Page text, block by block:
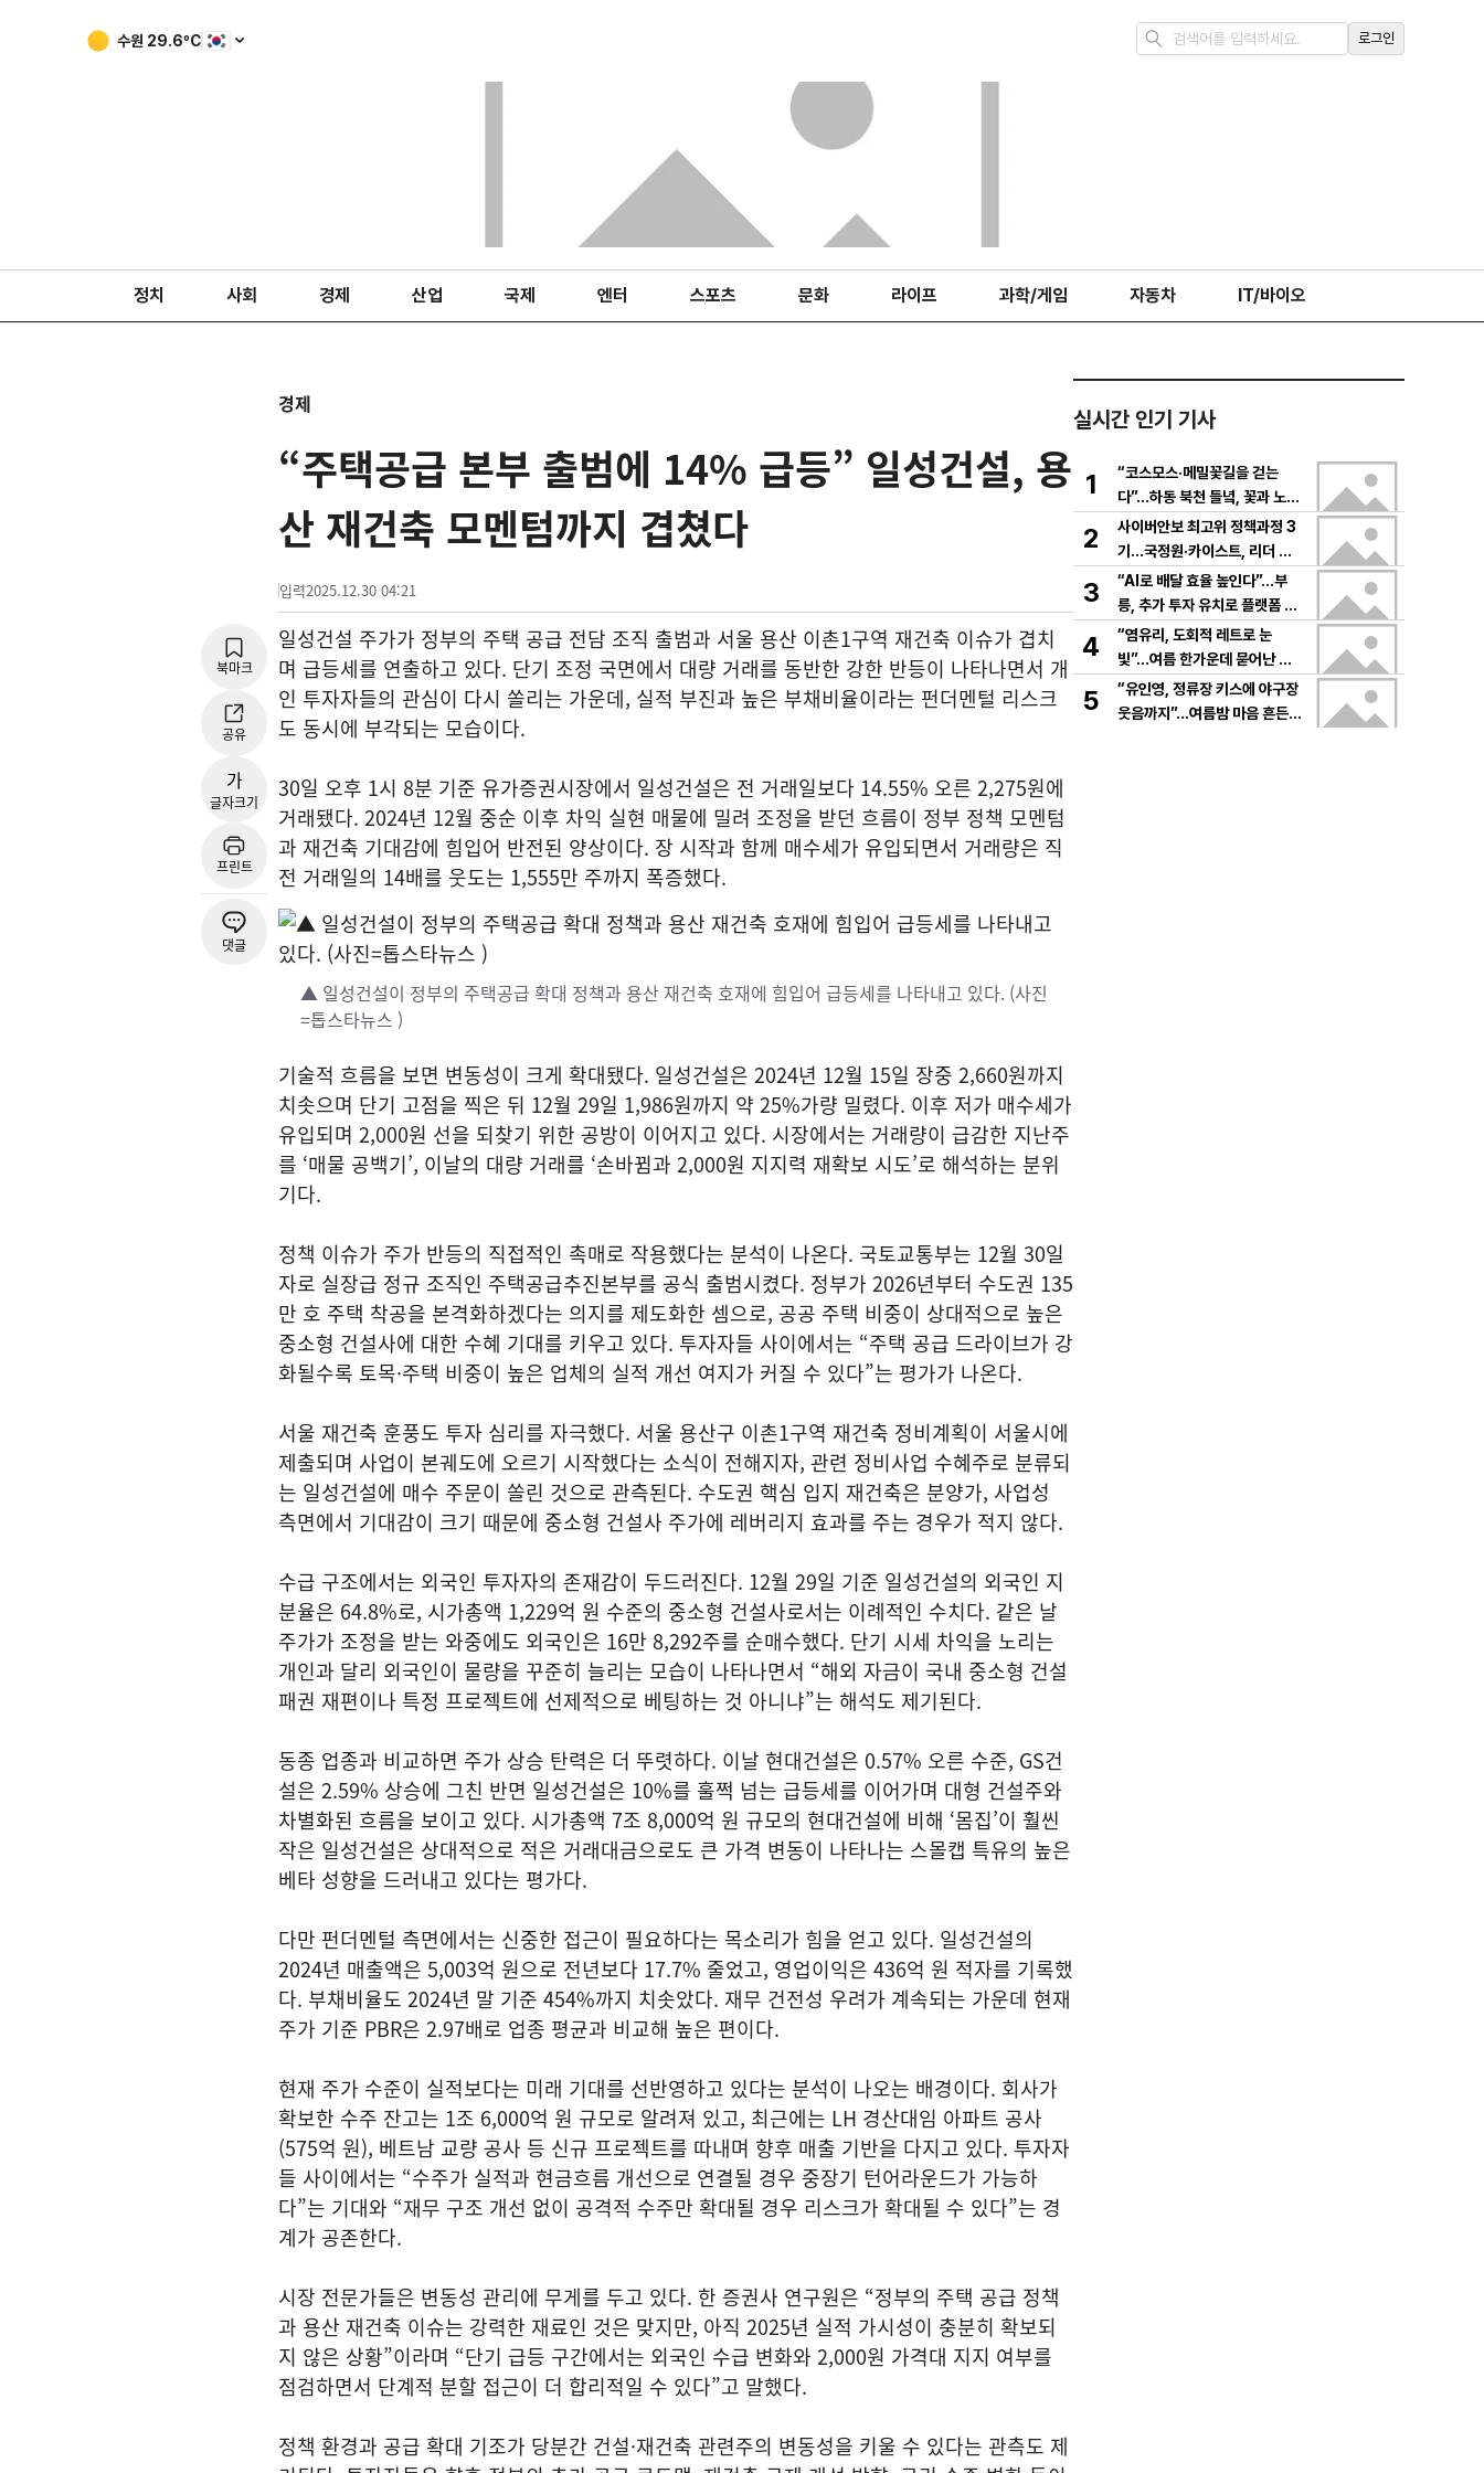
수원 29.6ºC 로그인
정치 사회 경제 산업 국제 엔터 스포츠 문화 라이프 과학/게임 자동차 IT/바이오
경제
“주택공급 본부 출범에 14% 급등” 일성건설, 용
산 재건축 모멘텀까지 겹쳤다
입력2025.12.30 04:21
북마크
공유
가
글자크기
프린트
댓글
일성건설 주가가 정부의 주택 공급 전담 조직 출범과 서울 용산 이촌1구역 재건축 이슈가 겹치
며 급등세를 연출하고 있다. 단기 조정 국면에서 대량 거래를 동반한 강한 반등이 나타나면서 개
인 투자자들의 관심이 다시 쏠리는 가운데, 실적 부진과 높은 부채비율이라는 펀더멘털 리스크
도 동시에 부각되는 모습이다.
30일 오후 1시 8분 기준 유가증권시장에서 일성건설은 전 거래일보다 14.55% 오른 2,275원에
거래됐다. 2024년 12월 중순 이후 차익 실현 매물에 밀려 조정을 받던 흐름이 정부 정책 모멘텀
과 재건축 기대감에 힘입어 반전된 양상이다. 장 시작과 함께 매수세가 유입되면서 거래량은 직
전 거래일의 14배를 웃도는 1,555만 주까지 폭증했다.
▲ 일성건설이 정부의 주택공급 확대 정책과 용산 재건축 호재에 힘입어 급등세를 나타내고 있다. (사진
=톱스타뉴스 )
기술적 흐름을 보면 변동성이 크게 확대됐다. 일성건설은 2024년 12월 15일 장중 2,660원까지
치솟으며 단기 고점을 찍은 뒤 12월 29일 1,986원까지 약 25%가량 밀렸다. 이후 저가 매수세가
유입되며 2,000원 선을 되찾기 위한 공방이 이어지고 있다. 시장에서는 거래량이 급감한 지난주
를 ‘매물 공백기’, 이날의 대량 거래를 ‘손바뀜과 2,000원 지지력 재확보 시도’로 해석하는 분위
기다.
정책 이슈가 주가 반등의 직접적인 촉매로 작용했다는 분석이 나온다. 국토교통부는 12월 30일
자로 실장급 정규 조직인 주택공급추진본부를 공식 출범시켰다. 정부가 2026년부터 수도권 135
만 호 주택 착공을 본격화하겠다는 의지를 제도화한 셈으로, 공공 주택 비중이 상대적으로 높은
중소형 건설사에 대한 수혜 기대를 키우고 있다. 투자자들 사이에서는 “주택 공급 드라이브가 강
화될수록 토목·주택 비중이 높은 업체의 실적 개선 여지가 커질 수 있다”는 평가가 나온다.
서울 재건축 훈풍도 투자 심리를 자극했다. 서울 용산구 이촌1구역 재건축 정비계획이 서울시에
제출되며 사업이 본궤도에 오르기 시작했다는 소식이 전해지자, 관련 정비사업 수혜주로 분류되
는 일성건설에 매수 주문이 쏠린 것으로 관측된다. 수도권 핵심 입지 재건축은 분양가, 사업성
측면에서 기대감이 크기 때문에 중소형 건설사 주가에 레버리지 효과를 주는 경우가 적지 않다.
수급 구조에서는 외국인 투자자의 존재감이 두드러진다. 12월 29일 기준 일성건설의 외국인 지
분율은 64.8%로, 시가총액 1,229억 원 수준의 중소형 건설사로서는 이례적인 수치다. 같은 날
주가가 조정을 받는 와중에도 외국인은 16만 8,292주를 순매수했다. 단기 시세 차익을 노리는
개인과 달리 외국인이 물량을 꾸준히 늘리는 모습이 나타나면서 “해외 자금이 국내 중소형 건설
패권 재편이나 특정 프로젝트에 선제적으로 베팅하는 것 아니냐”는 해석도 제기된다.
동종 업종과 비교하면 주가 상승 탄력은 더 뚜렷하다. 이날 현대건설은 0.57% 오른 수준, GS건
설은 2.59% 상승에 그친 반면 일성건설은 10%를 훌쩍 넘는 급등세를 이어가며 대형 건설주와
차별화된 흐름을 보이고 있다. 시가총액 7조 8,000억 원 규모의 현대건설에 비해 ‘몸집’이 훨씬
작은 일성건설은 상대적으로 적은 거래대금으로도 큰 가격 변동이 나타나는 스몰캡 특유의 높은
베타 성향을 드러내고 있다는 평가다.
다만 펀더멘털 측면에서는 신중한 접근이 필요하다는 목소리가 힘을 얻고 있다. 일성건설의
2024년 매출액은 5,003억 원으로 전년보다 17.7% 줄었고, 영업이익은 436억 원 적자를 기록했
다. 부채비율도 2024년 말 기준 454%까지 치솟았다. 재무 건전성 우려가 계속되는 가운데 현재
주가 기준 PBR은 2.97배로 업종 평균과 비교해 높은 편이다.
현재 주가 수준이 실적보다는 미래 기대를 선반영하고 있다는 분석이 나오는 배경이다. 회사가
확보한 수주 잔고는 1조 6,000억 원 규모로 알려져 있고, 최근에는 LH 경산대임 아파트 공사
(575억 원), 베트남 교량 공사 등 신규 프로젝트를 따내며 향후 매출 기반을 다지고 있다. 투자자
들 사이에서는 “수주가 실적과 현금흐름 개선으로 연결될 경우 중장기 턴어라운드가 가능하
다”는 기대와 “재무 구조 개선 없이 공격적 수주만 확대될 경우 리스크가 확대될 수 있다”는 경
계가 공존한다.
시장 전문가들은 변동성 관리에 무게를 두고 있다. 한 증권사 연구원은 “정부의 주택 공급 정책
과 용산 재건축 이슈는 강력한 재료인 것은 맞지만, 아직 2025년 실적 가시성이 충분히 확보되
지 않은 상황”이라며 “단기 급등 구간에서는 외국인 수급 변화와 2,000원 가격대 지지 여부를
점검하면서 단계적 분할 접근이 더 합리적일 수 있다”고 말했다.
정책 환경과 공급 확대 기조가 당분간 건설·재건축 관련주의 변동성을 키울 수 있다는 관측도 제
실시간 인기 기사
1
“코스모스·메밀꽃길을 걷는
다”…하동 북천 들녘, 꽃과 노래
로 물드는 가을의 하루
2
사이버안보 최고위 정책과정 3
기…국정원·카이스트, 리더 안
보역량 키운다
3
“AI로 배달 효율 높인다”…부
릉, 추가 투자 유치로 플랫폼 혁
신 가속
4
“염유리, 도회적 레트로 눈
빛”…여름 한가운데 묻어난 자
유의 감각→팬들 궁금증 증폭
5
“유인영, 정류장 키스에 야구장
웃음까지”…여름밤 마음 흔든